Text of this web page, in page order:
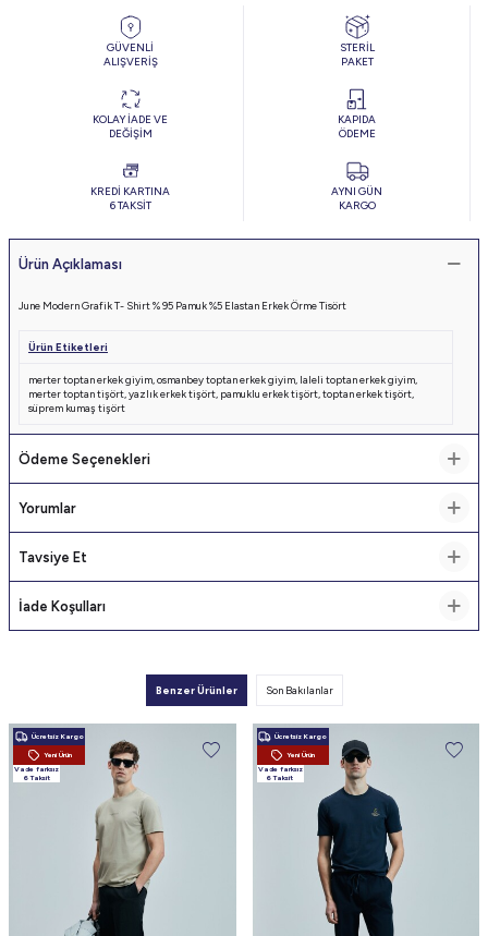
GÜVENLİ
ALIŞVERİŞ
STERİL
PAKET
KOLAY İADE VE
DEĞİŞİM
KAPIDA
ÖDEME
KREDİ KARTINA
6 TAKSİT
AYNI GÜN
KARGO
Ürün Açıklaması
June Modern Grafik T- Shirt % 95 Pamuk %5 Elastan Erkek Örme Tisört
Ürün Etiketleri
merter toptan erkek giyim osmanbey toptan erkek giyim laleli toptan erkek giyim
merter toptan tişört yazlık erkek tişört pamuklu erkek tişört toptan erkek tişört
süprem kumaş tişört
Ödeme Seçenekleri
Yorumlar
Tavsiye Et
İade Koşulları
Benzer Ürünler Son Bakılanlar
Ücretsiz Kargo
Yeni Ürün
Vade farksız
6 Taksit
Ücretsiz Kargo
Yeni Ürün
Vade farksız
6 Taksit